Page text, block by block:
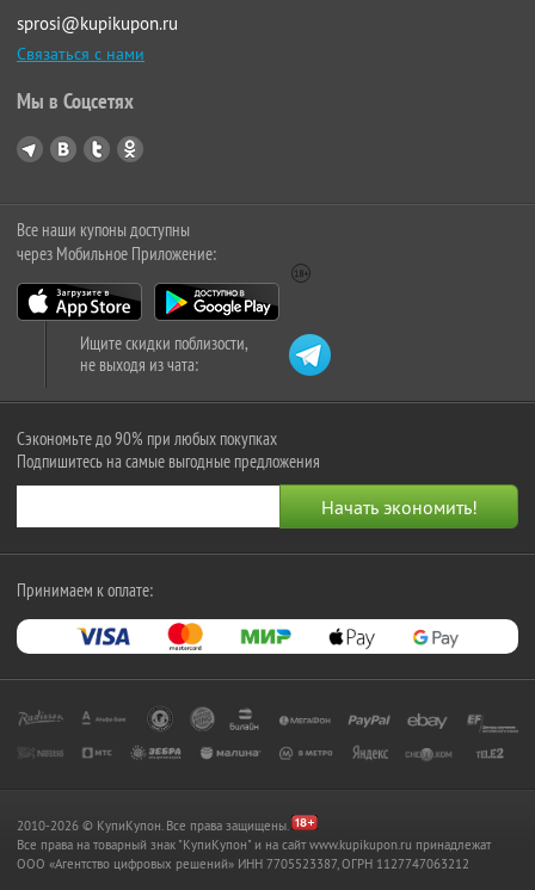
sprosi@kupikupon.ru
Связаться с нами
Мы в Соцсетях
Все наши купоны доступны
через Мобильное Приложение:
Ищите скидки поблизости,
не выходя из чата:
Сэкономьте до 90% при любых покупках
Подпишитесь на самые выгодные предложения
Принимаем к оплате:
2010-2026 © КупиКупон. Все права защищены.
Все права на товарный знак "КупиКупон" и на сайт www.kupikupon.ru принадлежат
OOO «Агентство цифровых решений» ИНН 7705523387, ОГРН 1127747063212